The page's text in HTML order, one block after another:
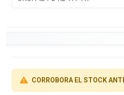
CORROBORA EL STOCK